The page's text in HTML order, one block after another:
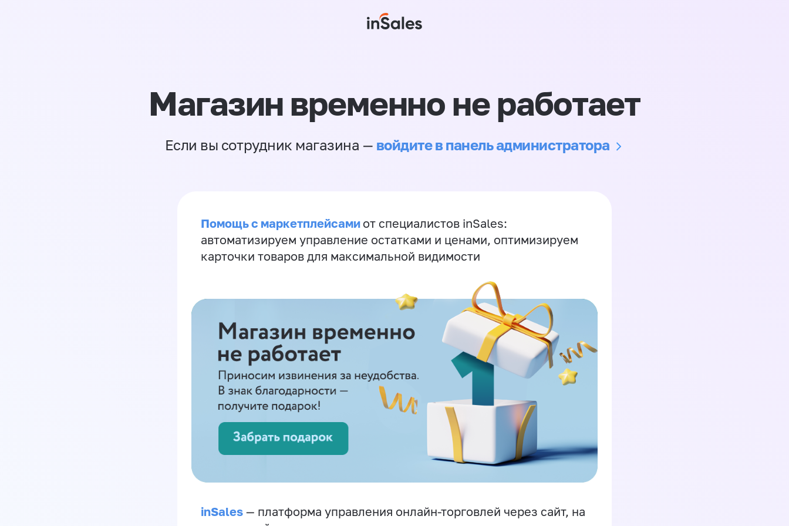
Магазин временно не работает
Если вы сотрудник магазина — войдите в панель администратора
Помощь с маркетплейсами от специалистов inSales:
автоматизируем управление остатками и ценами, оптимизируем
карточки товаров для максимальной видимости
inSales — платформа управления онлайн-торговлей через сайт, на